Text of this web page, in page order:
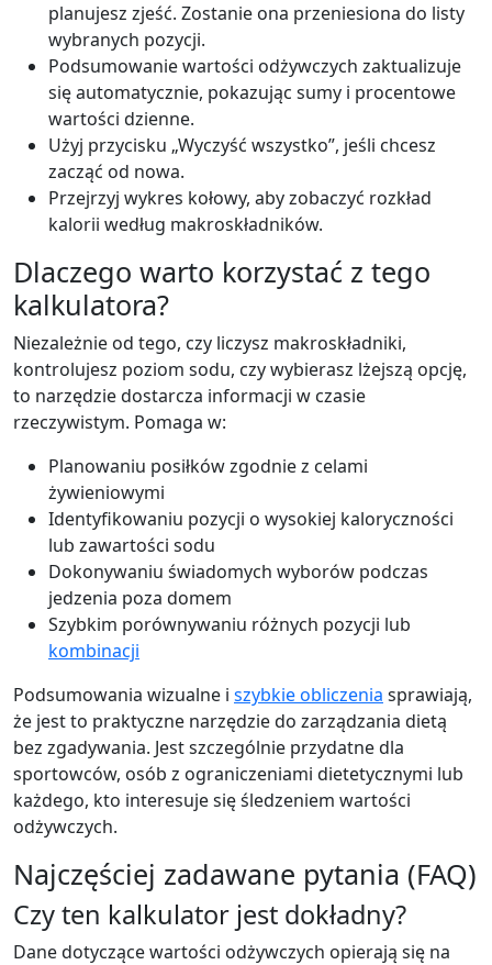
planujesz zjeść. Zostanie ona przeniesiona do listy
wybranych pozycji.
Podsumowanie wartości odżywczych zaktualizuje
się automatycznie, pokazując sumy i procentowe
wartości dzienne.
Użyj przycisku „Wyczyść wszystko”, jeśli chcesz
zacząć od nowa.
Przejrzyj wykres kołowy, aby zobaczyć rozkład
kalorii według makroskładników.
Dlaczego warto korzystać z tego
kalkulatora?
Niezależnie od tego, czy liczysz makroskładniki,
kontrolujesz poziom sodu, czy wybierasz lżejszą opcję,
to narzędzie dostarcza informacji w czasie
rzeczywistym. Pomaga w:
Planowaniu posiłków zgodnie z celami
żywieniowymi
Identyfikowaniu pozycji o wysokiej kaloryczności
lub zawartości sodu
Dokonywaniu świadomych wyborów podczas
jedzenia poza domem
Szybkim porównywaniu różnych pozycji lub
kombinacji
Podsumowania wizualne i szybkie obliczenia sprawiają,
że jest to praktyczne narzędzie do zarządzania dietą
bez zgadywania. Jest szczególnie przydatne dla
sportowców, osób z ograniczeniami dietetycznymi lub
każdego, kto interesuje się śledzeniem wartości
odżywczych.
Najczęściej zadawane pytania (FAQ)
Czy ten kalkulator jest dokładny?
Dane dotyczące wartości odżywczych opierają się na